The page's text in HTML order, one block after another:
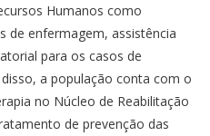
Humanos como
de enfermagem, assistência
para os casos de
a população conta com o
no Núcleo de Reabilitação
de prevenção das